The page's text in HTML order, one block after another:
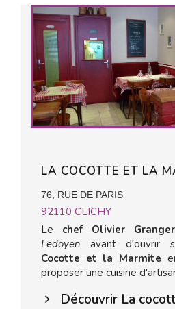
LA COCOTTE ET LA
76, RUE DE PARIS
92110 CLICHY
Le chef Olivier Granger
Ledoyenavant d'ouvrir
Cocotte et la Marmite
proposer une cuisine
Découvrir La